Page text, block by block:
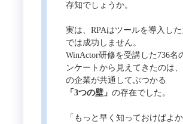
存知でしょうか。
実は、RPAはツールを導入し
では成功しません。
WinActor研修を受講した736名
ンケートから見えてきたのは、
の企業が共通してぶつかる
「3つの壁」 の存在でした。
「もっと早く知っておけばよ